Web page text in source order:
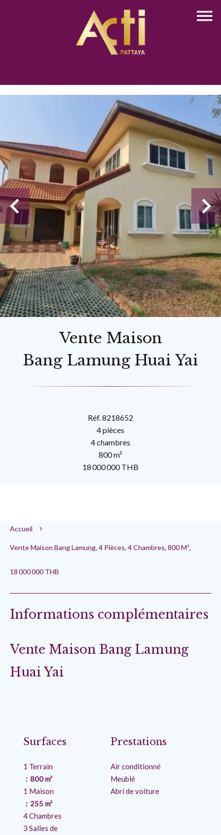
Vente Maison
Bang Lamung Huai Yai
Réf. 8218652
4 pièces
4 chambres
800 m²
18 000 000 THB
Accueil
Vente Maison Bang Lamung, 4 Pièces, 4 Chambres, 800 M²,
18 000 000 THB
Informations complémentaires
Vente Maison Bang Lamung
Huai Yai
Surfaces
1 Terrain
800 m²
1 Maison
255 m²
4 Chambres
3 Salles de
Prestations
Air conditionné
Meublé
Abri de voiture